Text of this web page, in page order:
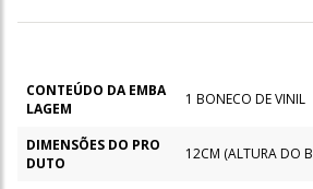
CONTEÚDO DA EMBA
LAGEM
1 BONECO DE VINIL
DIMENSÕES DO PRO
DUTO
12CM (ALTURA DO